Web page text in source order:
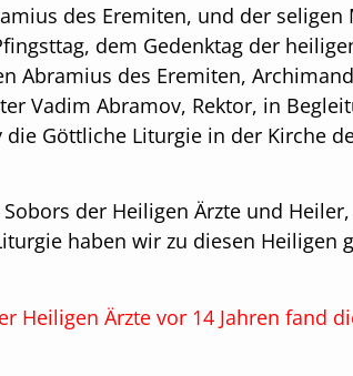
des Eremiten, und der seligen
dem Gedenktag der
Abramius des Eremiten,
Vadim Abramov, Rektor, in
die Göttliche Liturgie in der Kirche
der Heiligen Ärzte und
haben wir zu diesen Heiligen
Heiligen Ärzte vor 14 Jahren fand